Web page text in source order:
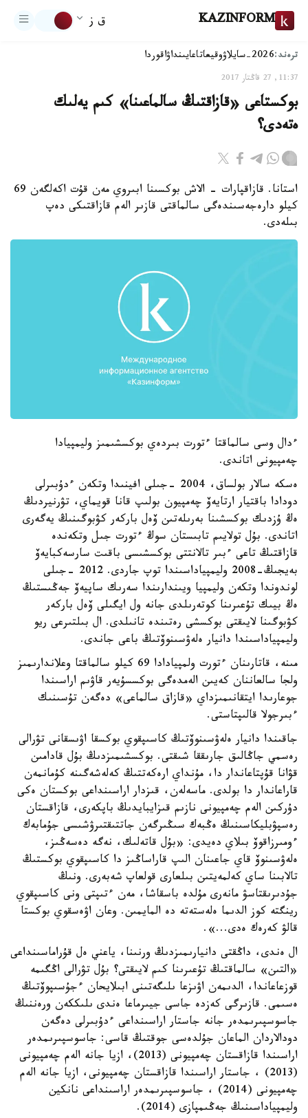
KAZINFORM ق ز
ترەند:2026-سايلاۋ وقيعاتاعايىنداۋاقوردا
11:37, 27 قاڭتار 2017
بوكستاعى «قازاقتىڭ سالماعىنا» كىم يەلىك
ەتەدى؟
استانا. قازاقپارات - الاش بوكسىنا ابىروي مەن قۇت اكەلگەن 69
كيلو دارەجەسىندەگى سالماقتى قازىر الەم قازاقتىكى دەپ
بىلەدى.
ءدال وسى سالماقتا ءتورت بىردەي بوكسشىمىز وليمپيادا
چەمپيونى اتاندى.
ەسكە سالار بولساق، 2004 -جىلى افينىدا وتكەن ءدۇبىرلى
دودادا باقتيار ارتايەۆ چەمپيون بولىپ قانا قويماي، تۋرنيردىڭ
ەڭ ۇزدىك بوكسشىنا بەرىلەتىن ۆەل باركەر كۋبوگىنىڭ يەگەرى
اتاندى. بۇل تولايىم تابىستان سوڭ ءتورت جىل وتكەندە
قازاقتىڭ تاعى ءبىر تالانتتى بوكسشىسى باقىت سارسەكبايەۆ
بەيجىڭ-2008 وليمپياداسىندا توپ جاردى. 2012 -جىلى
لوندوندا وتكەن وليمپيا ويىندارىندا سەرىك ساپيەۆ جەڭىستىڭ
ەڭ بيىك تۇعىرىنا كوتەرىلدى جانە ول ايگىلى ۆەل باركەر
كۋبوگىنا لايىقتى بوكسشى رەتىندە تانىلدى. ال بىلتىرعى ريو
وليمپياداسىندا دانيار ەلەۋسىنوۆتىڭ باعى جاندى.
مىنە، قاتارىنان ءتورت ولمپيادادا 69 كيلو سالماقتا وعلاندارىمىز
ولجا سالعاننان كەيىن الەمدەگى بوكسسۇيەر قاۋىم اراسىندا
جوعارىدا ايتقانىمىزداي «قازاق سالماعى» دەگەن تۇسىنىك
ءبىرجولا قالىپتاستى.
جاقىندا دانيار ەلەۋسىنوۆتىڭ كاسىپقوي بوكسقا اۋىسقانى تۋرالى
رەسمي جاڭالىق جارىققا شىقتى. بوكسشىمىزدىڭ بۇل قادامىن
قۋانا قۇپتاعاندار دا، مۇنداي ارەكەتتىڭ كەلەشەگىنە كۇمانمەن
قاراعاندار دا بولدى. ماسەلەن، قىزدار اراسىنداعى بوكستان ەكى
دۇركىن الەم چەمپيونى نازىم قىزايبايدىڭ باپكەرى، قازاقستان
رەسپۋبليكاسىنىڭ ەڭبەك سىڭىرگەن جاتتىقتىرۋشىسى جۇمابەك
ءومىرزاقوۆ بىلاي دەيدى: «بۇل قاتەلىك، نەگە دەسەڭىز،
ەلەۋسىنوۆ قاي جاعىنان الىپ قاراساڭىز دا كاسىپقوي بوكستىڭ
تالابىنا ساي كەلمەيتىن بىلعارى قولعاپ شەبەرى. ونىڭ
جۇدىرىقتاسۋ مانەرى مۇلدە باسقاشا، مەن ءتىپتى ونى كاسىپقوي
رينگتە كوز الدىما ەلەستەتە دە المايمىن. وعان اۋەسقوي بوكستا
قالۋ كەرەك ەدى...».
ال ەندى، داڭقتى دانيارىمىزدىڭ ورنىنا، ياعني ەل قۇراماسىنداعى
«التىن» سالماقتىڭ تۇعىرىنا كىم لايىقتى؟ بۇل تۋرالى اڭگىمە
قوزعاعاندا، الدىمەن اۋىزعا ىلىگەتىنى ابىلايحان ءجۇسىپوۆتىڭ
ەسىمى. قازىرگى كەزدە جاسى جيىرماعا ەندى ىلىككەن ورەننىڭ
جاسوسپىرىمدەر جانە جاستار اراسىنداعى ءدۇبىرلى دەگەن
دودالاردان الماعان جۇلدەسى جوقتىڭ قاسى: جاسوسپىرىمدەر
اراسىندا قازاقستان چەمپيونى (2013)، ازيا جانە الەم چەمپيونى
(2013) ، جاستار اراسىندا قازاقستان چەمپيونى، ازيا جانە الەم
چەمپيونى (2014) ، جاسوسپىرىمدەر اراسىنداعى نانكين
وليمپياداسىنىڭ جەڭىمپازى (2014).